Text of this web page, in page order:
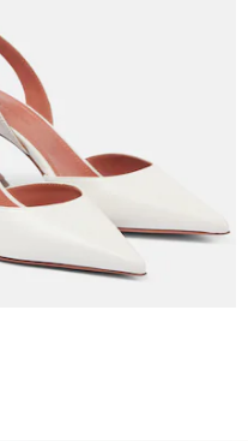
price